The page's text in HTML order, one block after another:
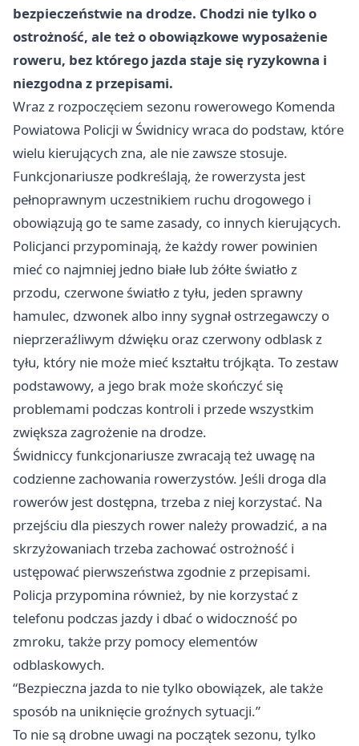
bezpieczeństwie na drodze. Chodzi nie tylko o
ostrożność, ale też o obowiązkowe wyposażenie
roweru, bez którego jazda staje się ryzykowna i
niezgodna z przepisami.
Wraz z rozpoczęciem sezonu rowerowego Komenda
Powiatowa Policji w Świdnicy wraca do podstaw, które
wielu kierujących zna, ale nie zawsze stosuje.
Funkcjonariusze podkreślają, że rowerzysta jest
pełnoprawnym uczestnikiem ruchu drogowego i
obowiązują go te same zasady, co innych kierujących.
Policjanci przypominają, że każdy rower powinien
mieć co najmniej jedno białe lub żółte światło z
przodu, czerwone światło z tyłu, jeden sprawny
hamulec, dzwonek albo inny sygnał ostrzegawczy o
nieprzeraźliwym dźwięku oraz czerwony odblask z
tyłu, który nie może mieć kształtu trójkąta. To zestaw
podstawowy, a jego brak może skończyć się
problemami podczas kontroli i przede wszystkim
zwiększa zagrożenie na drodze.
Świdniccy funkcjonariusze zwracają też uwagę na
codzienne zachowania rowerzystów. Jeśli droga dla
rowerów jest dostępna, trzeba z niej korzystać. Na
przejściu dla pieszych rower należy prowadzić, a na
skrzyżowaniach trzeba zachować ostrożność i
ustępować pierwszeństwa zgodnie z przepisami.
Policja przypomina również, by nie korzystać z
telefonu podczas jazdy i dbać o widoczność po
zmroku, także przy pomocy elementów
odblaskowych.
“Bezpieczna jazda to nie tylko obowiązek, ale także
sposób na uniknięcie groźnych sytuacji.”
To nie są drobne uwagi na początek sezonu, tylko